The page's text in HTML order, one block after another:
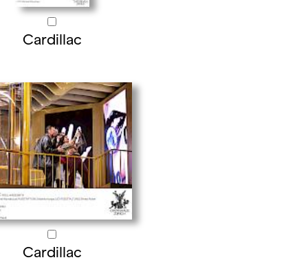
Cardillac
Cardillac